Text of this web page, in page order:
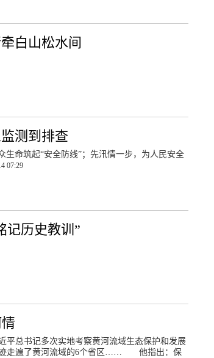
白山松水间
测到排查
生命筑起“安全防线”；先汛情一步，为人民安全
07:29
记历史教训”
平总书记多次实地考察黄河流域生态保护和发展
迹走遍了黄河流域的6个省区…… 他指出：保